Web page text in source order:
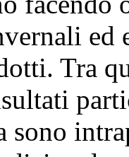
ed
Tra
sono